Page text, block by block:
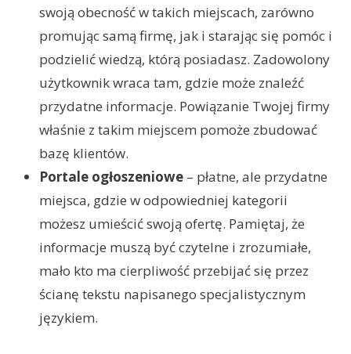
swoją obecność w takich miejscach, zarówno
promując samą firmę, jak i starając się pomóc i
podzielić wiedzą, którą posiadasz. Zadowolony
użytkownik wraca tam, gdzie może znaleźć
przydatne informacje. Powiązanie Twojej firmy
właśnie z takim miejscem pomoże zbudować
bazę klientów.
Portale ogłoszeniowe – płatne, ale przydatne
miejsca, gdzie w odpowiedniej kategorii
możesz umieścić swoją ofertę. Pamiętaj, że
informacje muszą być czytelne i zrozumiałe,
mało kto ma cierpliwość przebijać się przez
ścianę tekstu napisanego specjalistycznym
językiem.